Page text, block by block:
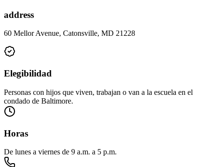
address
60 Mellor Avenue, Catonsville, MD 21228
Elegibilidad
Personas con hijos que viven, trabajan o van a la escuela en el
condado de Baltimore.
Horas
De lunes a viernes de 9 a.m. a 5 p.m.